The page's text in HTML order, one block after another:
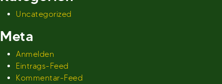
Uncategorized
Meta
Anmelden
Eintrags-Feed
Kommentar-Feed